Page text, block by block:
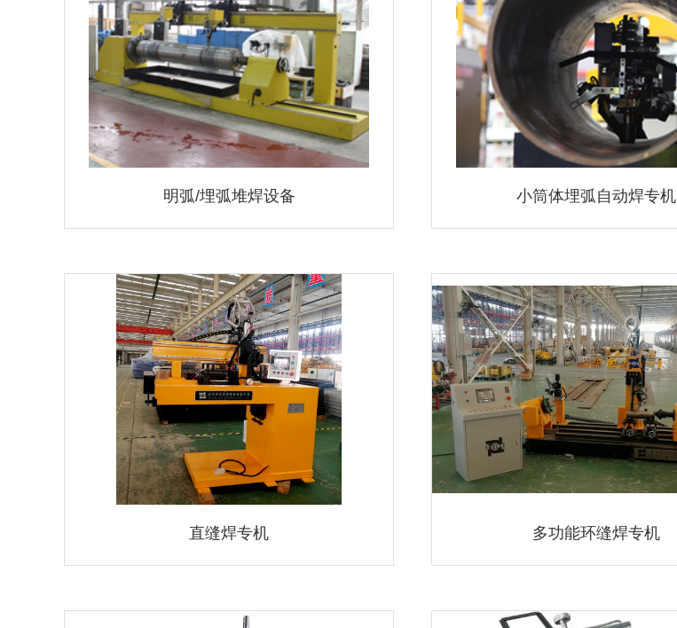
明弧/埋弧堆焊设备 小筒体埋弧自动焊专机
直缝焊专机 多功能环缝焊专机